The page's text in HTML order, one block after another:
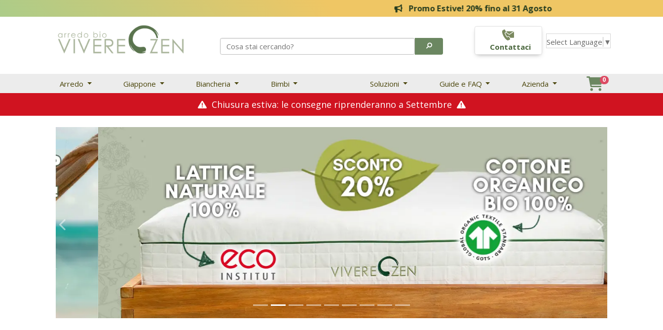
Promo Estive! 20% fino al 31 Agosto
Contattaci
Select Language ▼
Arredo Giappone Biancheria Bimbi Soluzioni Guide e FAQ Azienda 0
Chiusura estiva: le consegne riprenderanno a Settembre
Precedente Successiva